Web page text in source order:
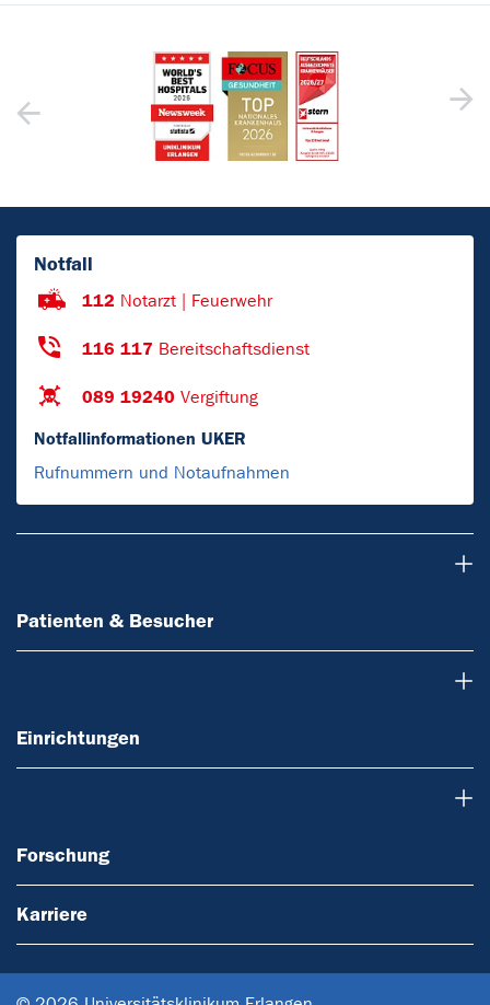
Notfall
112 Notarzt | Feuerwehr
116 117 Bereitschaftsdienst
089 19240 Vergiftung
Notfallinformationen UKER
Rufnummern und Notaufnahmen
Patienten & Besucher
Einrichtungen
Forschung
Karriere